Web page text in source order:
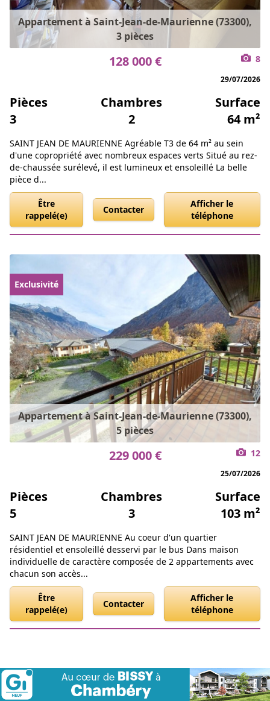
Appartement à Saint-Jean-de-Maurienne (73300),
3 pièces
128 000 € 8
29/07/2026
Pièces
3
Chambres
2
Surface
64 m²
SAINT JEAN DE MAURIENNE Agréable T3 de 64 m² au sein
d'une copropriété avec nombreux espaces verts Situé au rez-
de-chaussée surélevé, il est lumineux et ensoleillé La belle
pièce d...
Être
rappelé(e)
Contacter
Afficher le
téléphone
Appartement à Saint-Jean-de-Maurienne (73300),
5 pièces
Exclusivité
229 000 € 12
25/07/2026
Pièces
5
Chambres
3
Surface
103 m²
SAINT JEAN DE MAURIENNE Au coeur d'un quartier
résidentiel et ensoleillé desservi par le bus Dans maison
individuelle de caractère composée de 2 appartements avec
chacun son accès...
Être
rappelé(e)
Contacter
Afficher le
téléphone